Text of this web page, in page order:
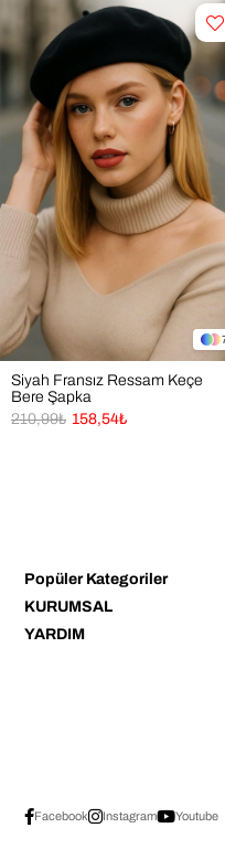
Siyah Fransız Ressam Keçe
Bere Şapka
158,54₺
210,99₺
Popüler Kategoriler
KURUMSAL
YARDIM
Facebook Instagram Youtube